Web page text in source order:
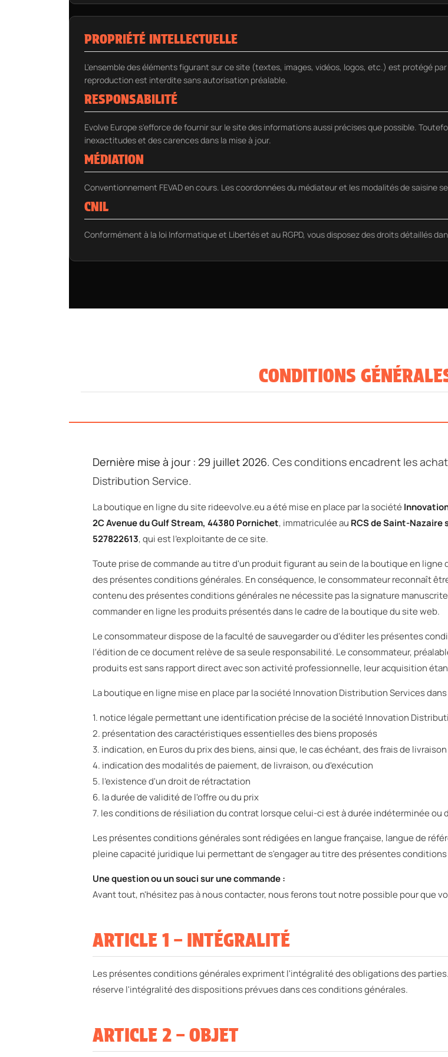
PROPRIÉTÉ INTELLECTUELLE
L'ensemble des éléments figurant sur ce site (textes, images, vidéos, logos, etc.) est protégé
reproduction est interdite sans autorisation préalable.
RESPONSABILITÉ
Evolve Europe s'efforce de fournir sur le site des informations aussi précises que possible.
inexactitudes et des carences dans la mise à jour.
MÉDIATION
Conventionnement FEVAD en cours. Les coordonnées du médiateur et les modalités de saisine
CNIL
Conformément à la loi Informatique et Libertés et au RGPD, vous disposez des droits détaillés
CONDITIONS
Dernière mise à jour : 29 juillet 2026. Ces conditions encadrent les
Distribution Service.
La boutique en ligne du site rideevolve.eu a été mise en place par la société
2C Avenue du Gulf Stream, 44380 Pornichet, immatriculée au RCS de Saint-Nazaire
527822613, qui est l'exploitante de ce site.
Toute prise de commande au titre d'un produit figurant au sein de la boutique en
des présentes conditions générales. En conséquence, le consommateur reconnaît
contenu des présentes conditions générales ne nécessite pas la signature
commander en ligne les produits présentés dans le cadre de la boutique du site web.
Le consommateur dispose de la faculté de sauvegarder ou d'éditer les présentes
l'édition de ce document relève de sa seule responsabilité. Le consommateur,
produits est sans rapport direct avec son activité professionnelle, leur acquisition
La boutique en ligne mise en place par la société Innovation Distribution Services
1. notice légale permettant une identification précise de la société Innovation
2. présentation des caractéristiques essentielles des biens proposés
3. indication, en Euros du prix des biens, ainsi que, le cas échéant, des frais de livraison
4. indication des modalités de paiement, de livraison, ou d'exécution
5. l'existence d'un droit de rétractation
6. la durée de validité de l'offre ou du prix
7. les conditions de résiliation du contrat lorsque celui-ci est à durée indéterminée ou
Les présentes conditions générales sont rédigées en langue française, langue de
pleine capacité juridique lui permettant de s'engager au titre des présentes
Une question ou un souci sur une commande :
Avant tout, n'hésitez pas à nous contacter, nous ferons tout notre possible pour que
ARTICLE 1 – INTÉGRALITÉ
Les présentes conditions générales expriment l'intégralité des obligations des
réserve l'intégralité des dispositions prévues dans ces conditions générales.
ARTICLE 2 – OBJET